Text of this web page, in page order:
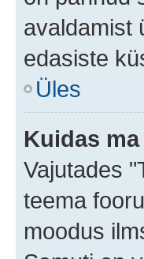
avaldamist
edasiste
Üles
Kuidas
Vajutades
teema
moodus